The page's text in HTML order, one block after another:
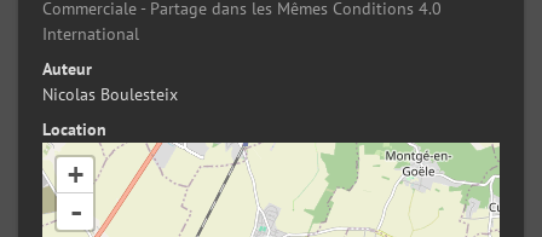
Commerciale - Partage dans les Mêmes Conditions 4.0
International
Auteur
Nicolas Boulesteix
Location
+
-